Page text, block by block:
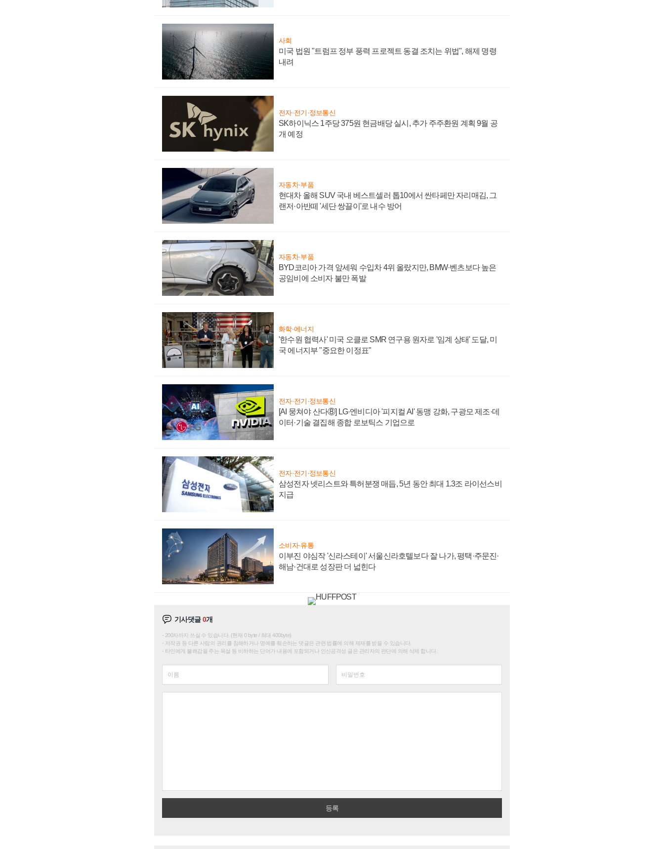
사회
미국 법원 "트럼프 정부 풍력 프로젝트 동결 조치는 위법", 해제 명령
내려
전자·전기·정보통신
SK하이닉스 1주당 375원 현금배당 실시, 추가 주주환원 계획 9월 공
개 예정
자동차·부품
현대차 올해 SUV 국내 베스트셀러 톱10에서 싼타페만 자리매김, 그
랜저·아반떼 '세단 쌍끌이'로 내수 방어
자동차·부품
BYD코리아 가격 앞세워 수입차 4위 올랐지만, BMW·벤츠보다 높은
공임비에 소비자 불만 폭발
화학·에너지
'한수원 협력사' 미국 오클로 SMR 연구용 원자로 '임계 상태' 도달, 미
국 에너지부 "중요한 이정표"
전자·전기·정보통신
[AI 뭉쳐야 산다⑧] LG·엔비디아 '피지컬 AI' 동맹 강화, 구광모 제조·데
이터·기술 결집해 종합 로보틱스 기업으로
전자·전기·정보통신
삼성전자 넷리스트와 특허분쟁 매듭, 5년 동안 최대 1.3조 라이선스비
지급
소비자·유통
이부진 야심작 '신라스테이' 서울신라호텔보다 잘 나가, 평택·주문진·
해남·건대로 성장판 더 넓힌다
기사댓글0개
200자까지 쓰실 수 있습니다. (현재 0 byte / 최대 400byte)
저작권 등 다른 사람의 권리를 침해하거나 명예를 훼손하는 댓글은 관련 법률에 의해 제재를 받을 수 있습니다.
타인에게 불쾌감을 주는 욕설 등 비하하는 단어가 내용에 포함되거나 인신공격성 글은 관리자의 판단에 의해 삭제 합니다.